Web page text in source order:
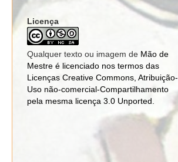
Licença
Qualquer texto ou imagem de Mão de
Mestre é licenciado nos termos das
Licenças Creative Commons, Atribuição-
Uso não-comercial-Compartilhamento
pela mesma licença 3.0 Unported